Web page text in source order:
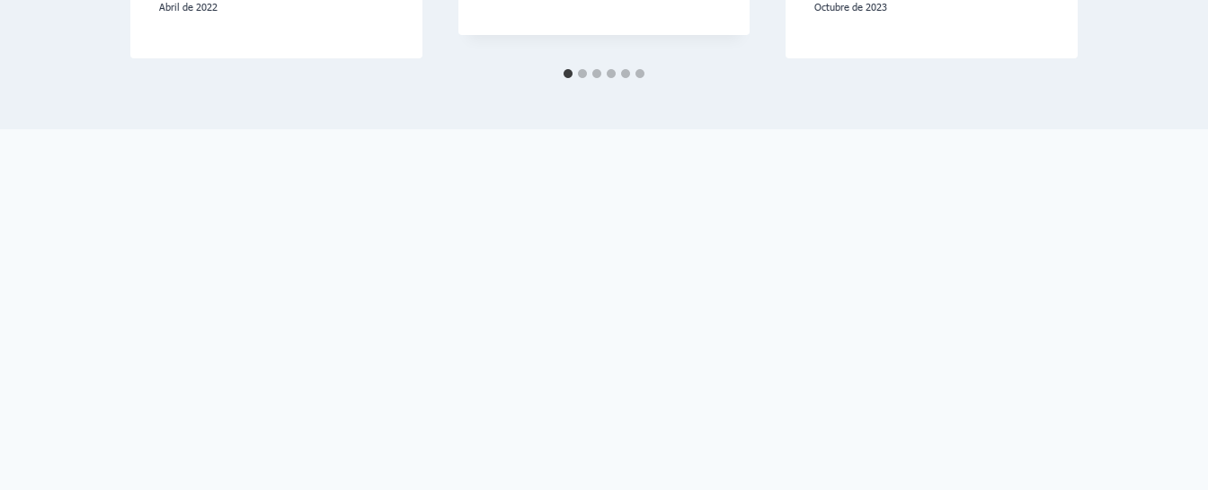
abril de 2022 octubre de 2023